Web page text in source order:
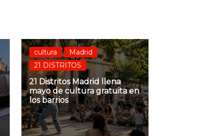
cultura
Madrid
21 DISTRITOS
21 Distritos Madrid llena
mayo de cultura gratuita en
los barrios